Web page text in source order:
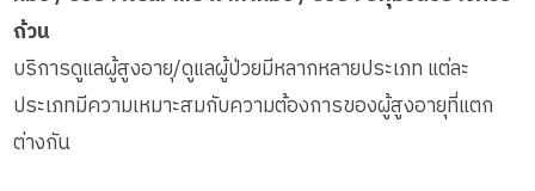
ถ้วน
บริการดูแลผู้สูงอายุ/ดูแลผู้ป่วยมีหลากหลายประเภท แต่ละ
ประเภทมีความเหมาะสมกับความต้องการของผู้สูงอายุที่แตก
ต่างกัน